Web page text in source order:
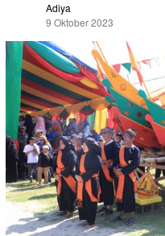
Adiya
9 Oktober 2023